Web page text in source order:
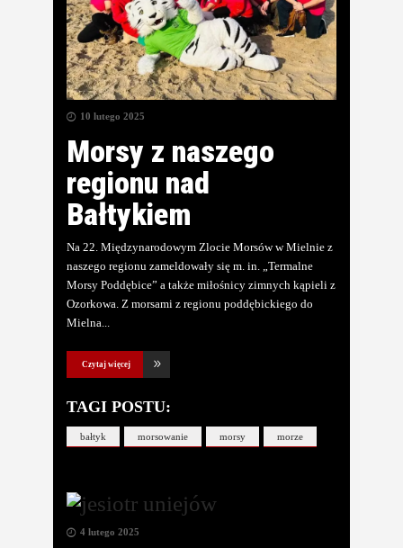
10 lutego 2025
Morsy z naszego
regionu nad
Bałtykiem
Na 22. Międzynarodowym Zlocie Morsów w Mielnie z
naszego regionu zameldowały się m. in. „Termalne
Morsy Poddębice” a także miłośnicy zimnych kąpieli z
Ozorkowa. Z morsami z regionu poddębickiego do
Mielna
Czytaj więcej
TAGI POSTU:
bałtyk morsowanie morsy morze
4 lutego 2025